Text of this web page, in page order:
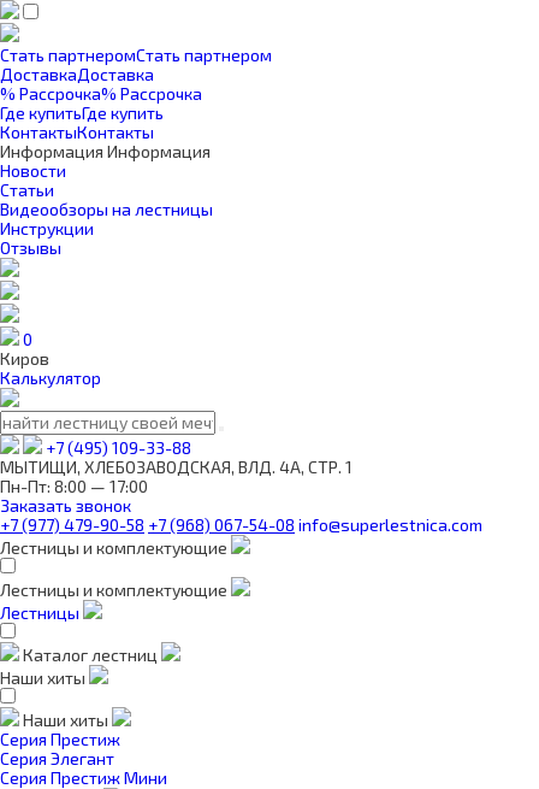
Стать партнеромСтать партнером
ДоставкаДоставка
% Рассрочка% Рассрочка
Где купитьГде купить
КонтактыКонтакты
Информация Информация
Новости
Статьи
Видеообзоры на лестницы
Инструкции
Отзывы
0
Киров
Калькулятор
+7 (495) 109-33-88
МЫТИЩИ, ХЛЕБОЗАВОДСКАЯ, ВЛД. 4А, СТР. 1
Пн-Пт: 8:00 — 17:00
Заказать звонок
+7 (977) 479-90-58 +7 (968) 067-54-08 info@superlestnica.com
Лестницы и комплектующие
Лестницы и комплектующие
Лестницы
Каталог лестниц
Наши хиты
Наши хиты
Серия Престиж
Серия Элегант
Серия Престиж Мини